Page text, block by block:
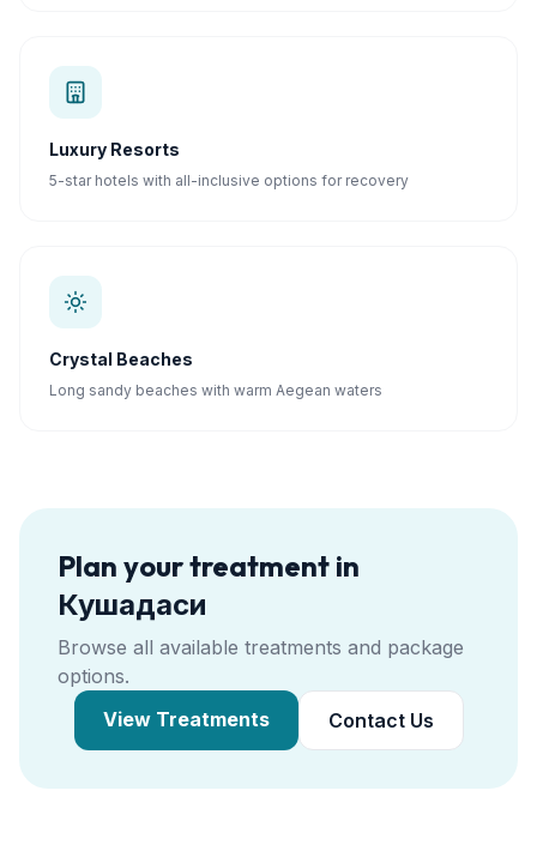
Luxury Resorts
5-star hotels with all-inclusive options for recovery
Crystal Beaches
Long sandy beaches with warm Aegean waters
Plan your treatment in
Кушадаси
Browse all available treatments and package
options.
View Treatments
Contact Us